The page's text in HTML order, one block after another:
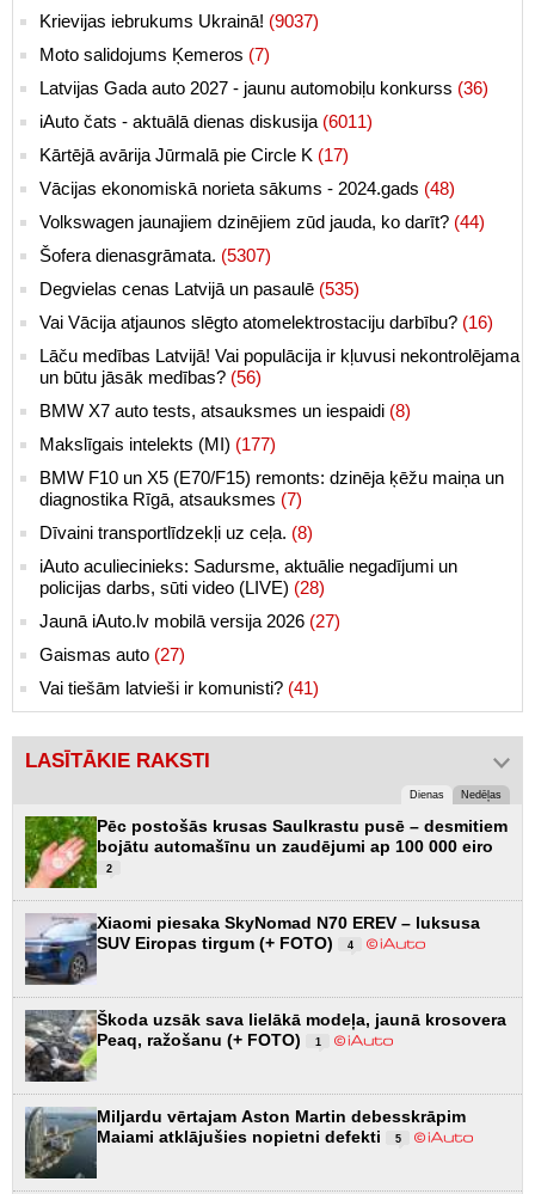
Krievijas iebrukums Ukrainā! (9037)
Moto salidojums Ķemeros (7)
Latvijas Gada auto 2027 - jaunu automobiļu konkurss (36)
iAuto čats - aktuālā dienas diskusija (6011)
Kārtējā avārija Jūrmalā pie Circle K (17)
Vācijas ekonomiskā norieta sākums - 2024.gads (48)
Volkswagen jaunajiem dzinējiem zūd jauda, ko darīt? (44)
Šofera dienasgrāmata. (5307)
Degvielas cenas Latvijā un pasaulē (535)
Vai Vācija atjaunos slēgto atomelektrostaciju darbību? (16)
Lāču medības Latvijā! Vai populācija ir kļuvusi nekontrolējama
un būtu jāsāk medības? (56)
BMW X7 auto tests, atsauksmes un iespaidi (8)
Makslīgais intelekts (MI) (177)
BMW F10 un X5 (E70/F15) remonts: dzinēja ķēžu maiņa un
diagnostika Rīgā, atsauksmes (7)
Dīvaini transportlīdzekļi uz ceļa. (8)
iAuto aculiecinieks: Sadursme, aktuālie negadījumi un
policijas darbs, sūti video (LIVE) (28)
Jaunā iAuto.lv mobilā versija 2026 (27)
Gaismas auto (27)
Vai tiešām latvieši ir komunisti? (41)
LASĪTĀKIE RAKSTI
Dienas Nedēļas
Pēc postošās krusas Saulkrastu pusē – desmitiem
bojātu automašīnu un zaudējumi ap 100 000 eiro
2
Xiaomi piesaka SkyNomad N70 EREV – luksusa
SUV Eiropas tirgum (+ FOTO)
4
Škoda uzsāk sava lielākā modeļa, jaunā krosovera
Peaq, ražošanu (+ FOTO)
1
Miljardu vērtajam Aston Martin debesskrāpim
Maiami atklājušies nopietni defekti
5